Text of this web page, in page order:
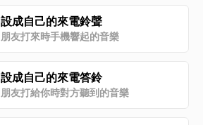
設成自己的來電鈴聲
朋友打來時手機響起的音樂
設成自己的來電答鈴
朋友打給你時對方聽到的音樂